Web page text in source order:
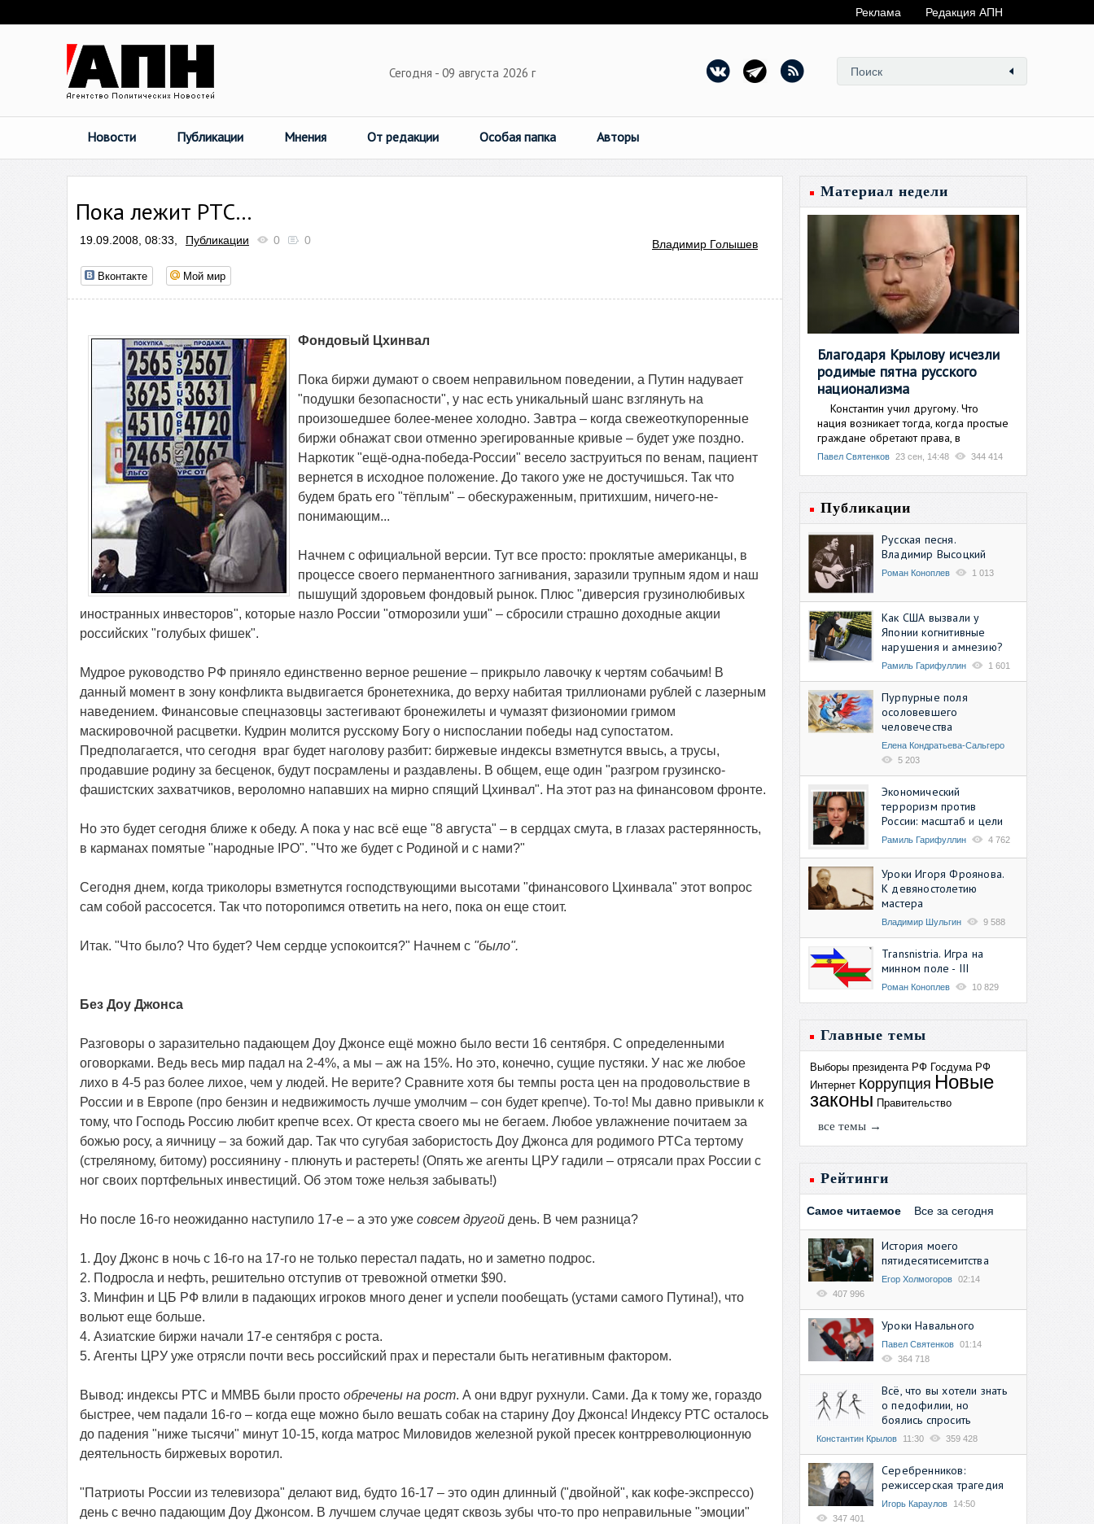
Реклама Редакция АПН
Сегодня - 09 августа 2026 г
Новости Публикации Мнения От редакции Особая папка Авторы
Пока лежит РТС…
19.09.2008, 08:33, Публикации 0 0 Владимир Голышев
Вконтакте Мой мир
Фондовый Цхинвал
Пока биржи думают о своем неправильном поведении, а Путин надувает
"подушки безопасности", у нас есть уникальный шанс взглянуть на
произошедшее более-менее холодно. Завтра – когда свежеоткупоренные
биржи обнажат свои отменно эрегированные кривые – будет уже поздно.
Наркотик "ещё-одна-победа-России" весело заструиться по венам, пациент
вернется в исходное положение. До такого уже не достучишься. Так что
будем брать его "тёплым" – обескураженным, притихшим, ничего-не-
понимающим...
Начнем с официальной версии. Тут все просто: проклятые американцы, в
процессе своего перманентного загнивания, заразили трупным ядом и наш
пышущий здоровьем фондовый рынок. Плюс "диверсия грузинолюбивых
иностранных инвесторов", которые назло России "отморозили уши" – сбросили страшно доходные акции
российских "голубых фишек".
Мудрое руководство РФ приняло единственно верное решение – прикрыло лавочку к чертям собачьим! В
данный момент в зону конфликта выдвигается бронетехника, до верху набитая триллионами рублей с лазерным
наведением. Финансовые спецназовцы застегивают бронежилеты и чумазят физиономии гримом
маскировочной расцветки. Кудрин молится русскому Богу о ниспослании победы над супостатом.
Предполагается, что сегодня враг будет наголову разбит: биржевые индексы взметнутся ввысь, а трусы,
продавшие родину за бесценок, будут посрамлены и раздавлены. В общем, еще один "разгром грузинско-
фашистских захватчиков, вероломно напавших на мирно спящий Цхинвал". На этот раз на финансовом фронте.
Но это будет сегодня ближе к обеду. А пока у нас всё еще "8 августа" – в сердцах смута, в глазах растерянность,
в карманах помятые "народные IPO". "Что же будет с Родиной и с нами?"
Сегодня днем, когда триколоры взметнутся господствующими высотами "финансового Цхинвала" этот вопрос
сам собой рассосется. Так что поторопимся ответить на него, пока он еще стоит.
Итак. "Что было? Что будет? Чем сердце успокоится?" Начнем с "было".
Без Доу Джонса
Разговоры о заразительно падающем Доу Джонсе ещё можно было вести 16 сентября. С определенными
оговорками. Ведь весь мир падал на 2-4%, а мы – аж на 15%. Но это, конечно, сущие пустяки. У нас же любое
лихо в 4-5 раз более лихое, чем у людей. Не верите? Сравните хотя бы темпы роста цен на продовольствие в
России и в Европе (про бензин и недвижимость лучше умолчим – сон будет крепче). То-то! Мы давно привыкли к
тому, что Господь Россию любит крепче всех. От креста своего мы не бегаем. Любое увлажнение почитаем за
божью росу, а яичницу – за божий дар. Так что сугубая забористость Доу Джонса для родимого РТСа тертому
(стреляному, битому) россиянину - плюнуть и растереть! (Опять же агенты ЦРУ гадили – отрясали прах России с
ног своих портфельных инвестиций. Об этом тоже нельзя забывать!)
Но после 16-го неожиданно наступило 17-е – а это уже совсем другой день. В чем разница?
1. Доу Джонс в ночь с 16-го на 17-го не только перестал падать, но и заметно подрос.
2. Подросла и нефть, решительно отступив от тревожной отметки $90.
3. Минфин и ЦБ РФ влили в падающих игроков много денег и успели пообещать (устами самого Путина!), что
вольют еще больше.
4. Азиатские биржи начали 17-е сентября с роста.
5. Агенты ЦРУ уже отрясли почти весь российский прах и перестали быть негативным фактором.
Вывод: индексы РТС и ММВБ были просто обречены на рост. А они вдруг рухнули. Сами. Да к тому же, гораздо
быстрее, чем падали 16-го – когда еще можно было вешать собак на старину Доу Джонса! Индексу РТС осталось
до падения "ниже тысячи" минут 10-15, когда матрос Миловидов железной рукой пресек контрреволюционную
деятельность биржевых воротил.
"Патриоты России из телевизора" делают вид, будто 16-17 – это один длинный ("двойной", как кофе-экспрессо)
день с вечно падающим Доу Джонсом. В лучшем случае цедят сквозь зубы что-то про неправильные "эмоции"
Материал недели
Благодаря Крылову исчезли
родимые пятна русского
национализма
Константин учил другому. Что
нация возникает тогда, когда простые
граждане обретают права, в
Павел Святенков 23 сен, 14:48 344 414
Публикации
Русская песня.
Владимир Высоцкий
Роман Коноплев 1 013
Как США вызвали у
Японии когнитивные
нарушения и амнезию?
Рамиль Гарифуллин 1 601
Пурпурные поля
осоловевшего
человечества
Елена Кондратьева-Сальгеро
5 203
Экономический
терроризм против
России: масштаб и цели
Рамиль Гарифуллин 4 762
Уроки Игоря Фроянова.
К девяностолетию
мастера
Владимир Шульгин 9 588
Transnistria. Игра на
минном поле - III
Роман Коноплев 10 829
Главные темы
Выборы президента РФ Госдума РФ
Интернет Коррупция Новые
законы Правительство
все темы →
Рейтинги
Самое читаемое Все за сегодня
История моего
пятидесятисемитства
Егор Холмогоров 02:14
407 996
Уроки Навального
Павел Святенков 01:14
364 718
Всё, что вы хотели знать
о педофилии, но
боялись спросить
Константин Крылов 11:30 359 428
Серебренников:
режиссерская трагедия
Игорь Караулов
14:50
347 401